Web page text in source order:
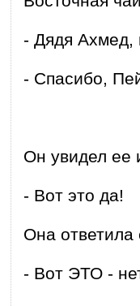
- Дядя Ахмед,
- Спасибо,
Он увидел ее
- Вот это да!
Она ответила
- Вот ЭТО -